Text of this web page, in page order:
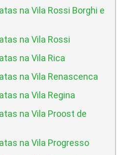
na Vila Rossi Borghi e
na Vila Rossi
na Vila Rica
na Vila Renascenca
na Vila Regina
na Vila Proost de
na Vila Progresso